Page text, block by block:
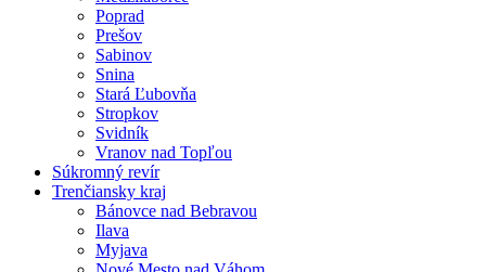
Poprad
Prešov
Sabinov
Snina
Stará Ľubovňa
Stropkov
Svidník
Vranov nad Topľou
Súkromný revír
Trenčiansky kraj
Bánovce nad Bebravou
Ilava
Myjava